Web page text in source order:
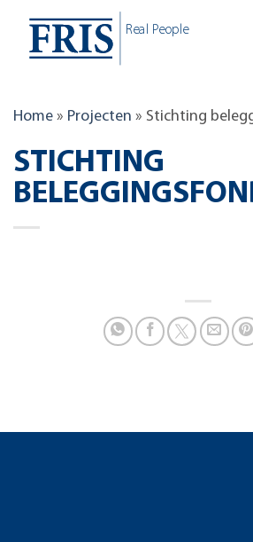
content
Real People
Home » Projecten » Stichting
STICHTING